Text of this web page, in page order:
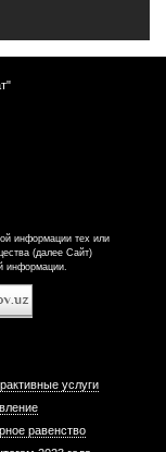
информации тех или
(далее Сайт)
информации.
услуги
равенство